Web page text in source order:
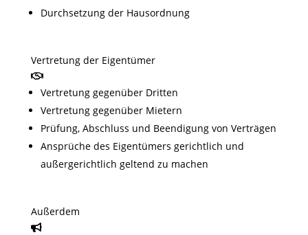
Durchsetzung der Hausordnung
Vertretung der Eigentümer
Vertretung gegenüber Dritten
Vertretung gegenüber Mietern
Prüfung, Abschluss und Beendigung von Verträgen
Ansprüche des Eigentümers gerichtlich und
außergerichtlich geltend zu machen
Außerdem